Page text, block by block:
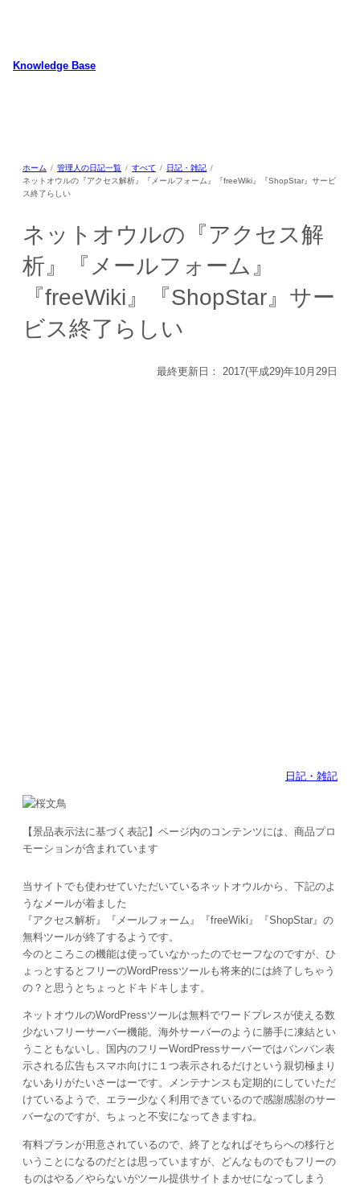
スKnowledge Base
ホーム 管理人の日記一覧 すべて
日記・雑記
ネットオウルの『アクセス解析』『メールフォーム』『freeWiki』『ShopStar』サービ
ス終了らしい
ネットオウルの『アクセス解
析』『メールフォーム』
『freeWiki』『ShopStar』サー
ビス終了らしい
最終更新日： 2017(平成29)年10月29日
日記・雑記
【景品表示法に基づく表記】ページ内のコンテンツには、商品プロ
モーションが含まれています
当サイトでも使わせていただいているネットオウルから、下記のよ
うなメールが着ました
『アクセス解析』『メールフォーム』『freeWiki』『ShopStar』の
無料ツールが終了するようです。
今のところこの機能は使っていなかったのでセーフなのですが、ひ
ょっとするとフリーのWordPressツールも将来的には終了しちゃう
の？と思うとちょっとドキドキします。
ネットオウルのWordPressツールは無料でワードプレスが使える数
少ないフリーサーバー機能。海外サーバーのように勝手に凍結とい
うこともないし、国内のフリーWordPressサーバーではバンバン表
示される広告もスマホ向けに１つ表示されるだけという親切極まり
ないありがたいさーはーです。メンテナンスも定期的にしていただ
けているようで、エラー少なく利用できているので感謝感謝のサー
バーなのですが、ちょっと不安になってきますね。
有料プランが用意されているので、終了となればそちらへの移行と
いうことになるのだとは思っていますが、どんなものでもフリーの
ものはやる／やらないがツール提供サイトまかせになってしまう